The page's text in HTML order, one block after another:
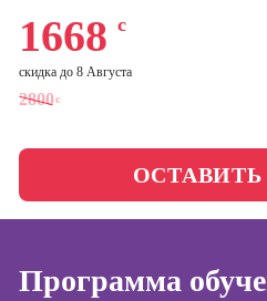
Фотошкола
Онлайн-обучение
2800с
1668 с
скидка до 8 Августа
ОСТАВИТЬ
Программа